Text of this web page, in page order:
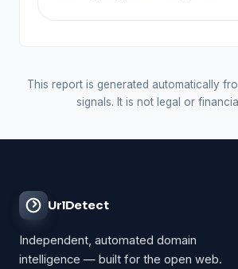
This report is generated automatically
signals. It is not legal or
UrlDetect
Independent, automated domain
intelligence — built for the open web.